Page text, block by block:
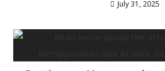
July 31, 2025